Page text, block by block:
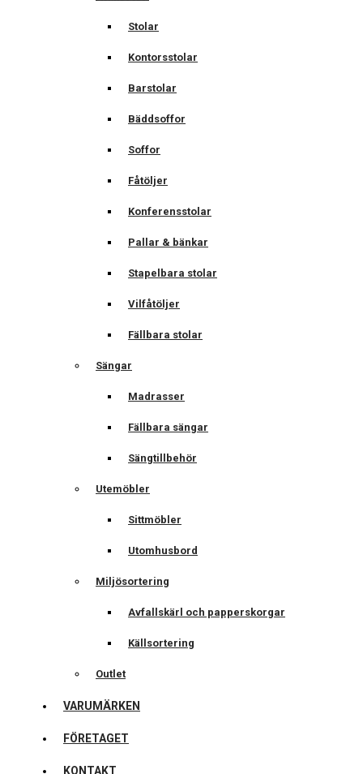
Stolar
Kontorsstolar
Barstolar
Bäddsoffor
Soffor
Fåtöljer
Konferensstolar
Pallar & bänkar
Stapelbara stolar
Vilfåtöljer
Fällbara stolar
Sängar
Madrasser
Fällbara sängar
Sängtillbehör
Utemöbler
Sittmöbler
Utomhusbord
Miljösortering
Avfallskärl och papperskorgar
Källsortering
Outlet
VARUMÄRKEN
FÖRETAGET
KONTAKT